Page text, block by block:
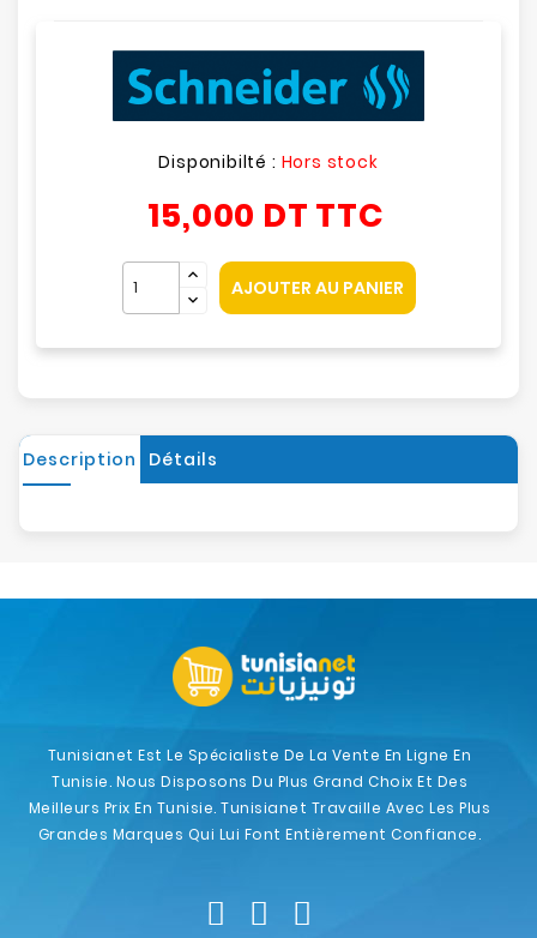
Disponibilté : Hors stock
15,000 DT TTC
AJOUTER AU PANIER
Description Détails
Tunisianet Est Le Spécialiste De La Vente En Ligne En
Tunisie. Nous Disposons Du Plus Grand Choix Et Des
Meilleurs Prix En Tunisie. Tunisianet Travaille Avec Les Plus
Grandes Marques Qui Lui Font Entièrement Confiance.